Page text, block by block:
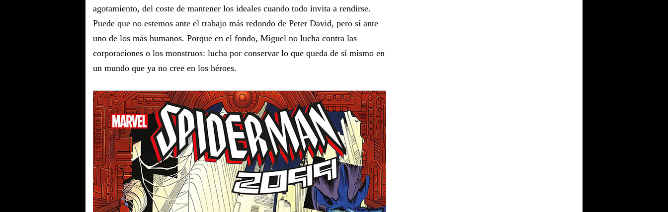
agotamiento, del coste de mantener los ideales cuando todo invita a rendirse.
Puede que no estemos ante el trabajo más redondo de Peter David, pero sí ante
uno de los más humanos. Porque en el fondo, Miguel no lucha contra las
corporaciones o los monstruos: lucha por conservar lo que queda de sí mismo en
un mundo que ya no cree en los héroes.